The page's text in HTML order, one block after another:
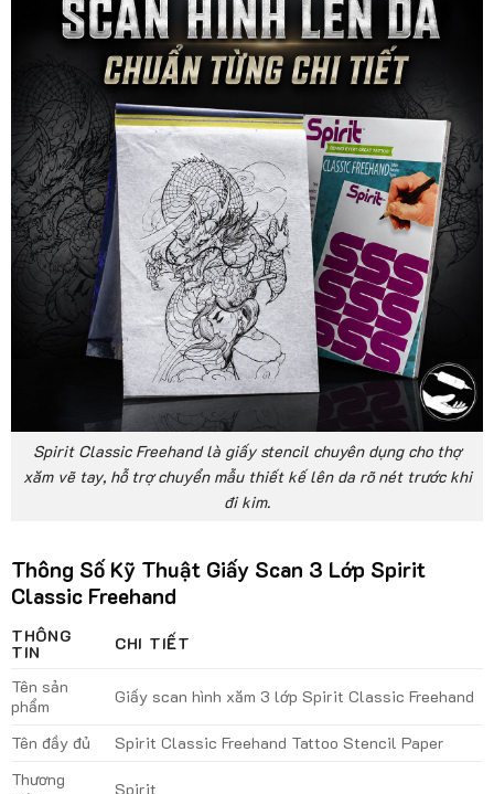
Spirit Classic Freehand là giấy stencil chuyên dụng cho thợ
xăm vẽ tay, hỗ trợ chuyển mẫu thiết kế lên da rõ nét trước khi
đi kim.
Thông Số Kỹ Thuật Giấy Scan 3 Lớp Spirit
Classic Freehand
THÔNG
TIN CHI TIẾT
Tên sản
phẩm
Giấy scan hình xăm 3 lớp Spirit Classic Freehand
Tên đầy đủ
Spirit Classic Freehand Tattoo Stencil Paper
Thương
Spirit